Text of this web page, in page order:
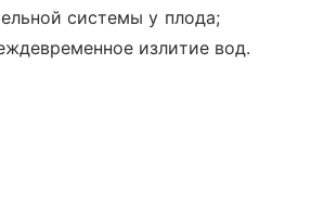
системы у плода;
излитие вод.